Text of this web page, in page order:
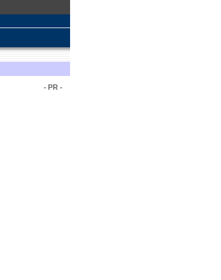
- PR -